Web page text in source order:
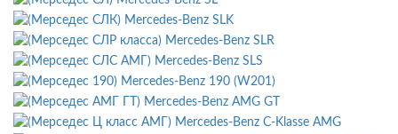
Mercedes-Benz SLK
Mercedes-Benz SLR
Mercedes-Benz SLS
Mercedes-Benz 190 (W201)
Mercedes-Benz AMG GT
Mercedes-Benz C-Klasse AMG